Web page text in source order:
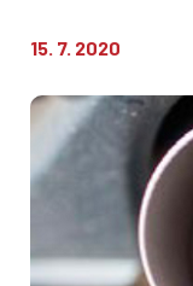
15. 7. 2020